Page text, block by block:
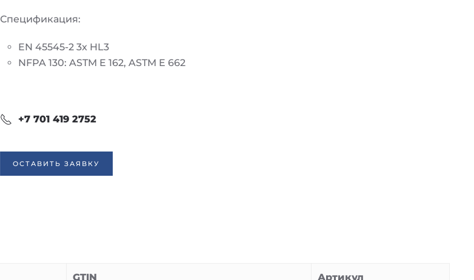
Спецификация:
EN 45545-2 3x HL3
NFPA 130: ASTM E 162, ASTM E 662
+7 701 419 2752
ОСТАВИТЬ ЗАЯВКУ
GTIN Артикул